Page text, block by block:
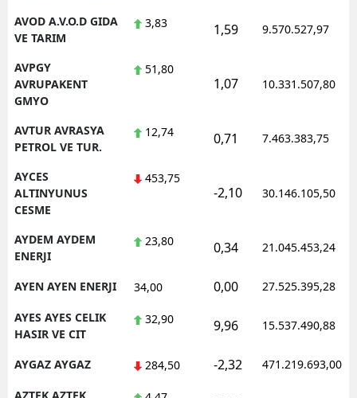
AVOD A.V.O.D GIDA
VE TARIM
3,83 1,59 9.570.527,97
AVPGY
AVRUPAKENT
GMYO
51,80
1,07 10.331.507,80
AVTUR AVRASYA
PETROL VE TUR.
12,74 0,71 7.463.383,75
AYCES
ALTINYUNUS
CESME
453,75
-2,10 30.146.105,50
AYDEM AYDEM
ENERJI
23,80 0,34 21.045.453,24
AYEN AYEN ENERJI 34,00 0,00 27.525.395,28
AYES AYES CELIK
HASIR VE CIT
32,90 9,96 15.537.490,88
AYGAZ AYGAZ 284,50 -2,32 471.219.693,00